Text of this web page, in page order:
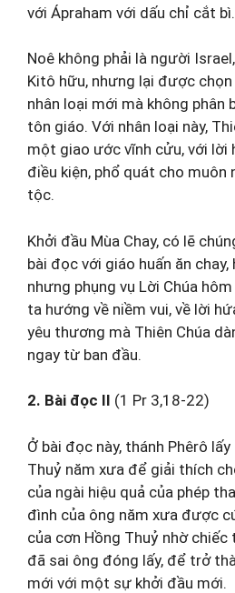
với Ápraham với dấu chỉ cắt bì.
Noê không phải là người
Kitô hữu, nhưng lại được
nhân loại mới mà không phân
tôn giáo. Với nhân loại này,
một giao ước vĩnh cửu, với lời
điều kiện, phổ quát cho muôn
tộc.
Khởi đầu Mùa Chay, có lẽ
bài đọc với giáo huấn ăn chay,
nhưng phụng vụ Lời Chúa
ta hướng về niềm vui, về lời
yêu thương mà Thiên Chúa
ngay từ ban đầu.
2. Bài đọc II (1 Pr 3,18-22)
Ở bài đọc này, thánh Phêrô
Thuỷ năm xưa để giải thích
của ngài hiệu quả của phép
đình của ông năm xưa được
của cơn Hồng Thuỷ nhờ chiếc
đã sai ông đóng lấy, để trở
mới với một sự khởi đầu mới.